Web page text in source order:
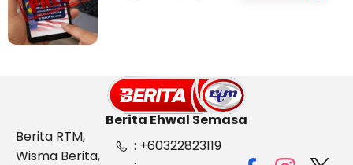
Berita Ehwal Semasa
Berita RTM,
Wisma Berita,
: +60322823119